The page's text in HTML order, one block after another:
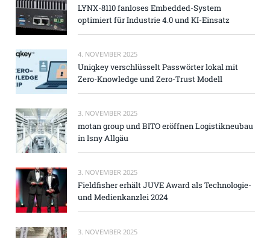
LYNX-8110 fanloses Embedded-System
optimiert für Industrie 4.0 und KI-Einsatz
4. NOVEMBER 2025
Uniqkey verschlüsselt Passwörter lokal mit
Zero-Knowledge und Zero-Trust Modell
3. NOVEMBER 2025
motan group und BITO eröffnen Logistikneubau
in Isny Allgäu
3. NOVEMBER 2025
Fieldfisher erhält JUVE Award als Technologie-
und Medienkanzlei 2024
3. NOVEMBER 2025